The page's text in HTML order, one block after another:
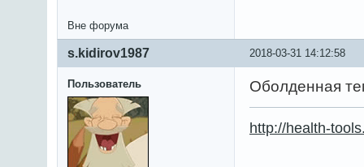
Вне форума
2018-03-31 14:12:58
s.kidirov1987
Пользователь Оболденная
http://health-